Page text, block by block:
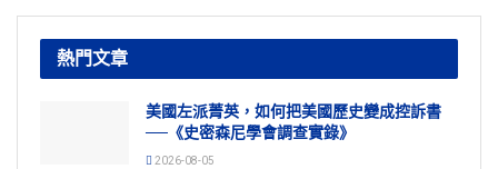
熱門文章
美國左派菁英，如何把美國歷史變成控訴書
──《史密森尼學會調查實錄》
2026-08-05